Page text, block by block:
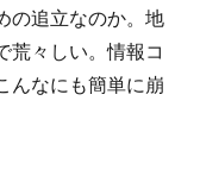
の追立なのか。地
荒々しい。情報コ
んなにも簡単に崩